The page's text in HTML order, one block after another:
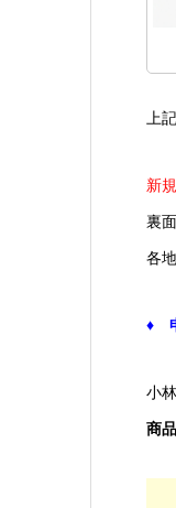
上
新
裏
各
♦
小
商